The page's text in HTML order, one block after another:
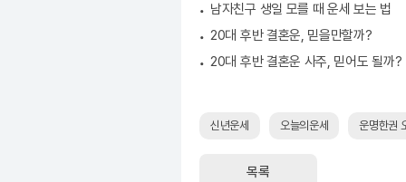
남자친구 생일 모를 때 운세 보는 법
20대 후반 결혼운, 믿을만할까?
20대 후반 결혼운 사주, 믿어도 될까?
신년운세 오늘의운세 운명한권
목록